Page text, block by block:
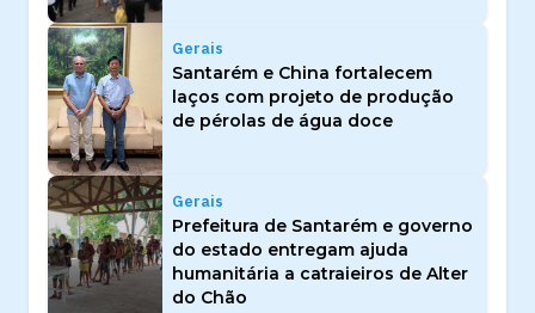
Gerais
Santarém e China fortalecem
laços com projeto de produção
de pérolas de água doce
Gerais
Prefeitura de Santarém e governo
do estado entregam ajuda
humanitária a catraieiros de Alter
do Chão